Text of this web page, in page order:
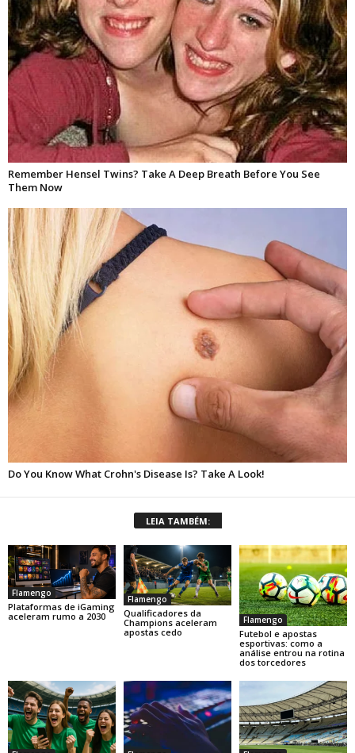
LEIA TAMBÉM:
Flamengo
Plataformas de iGaming
aceleram rumo a 2030
Flamengo
Qualificadores da
Champions aceleram
apostas cedo
Flamengo
Futebol e apostas
esportivas: como a
análise entrou na rotina
dos torcedores